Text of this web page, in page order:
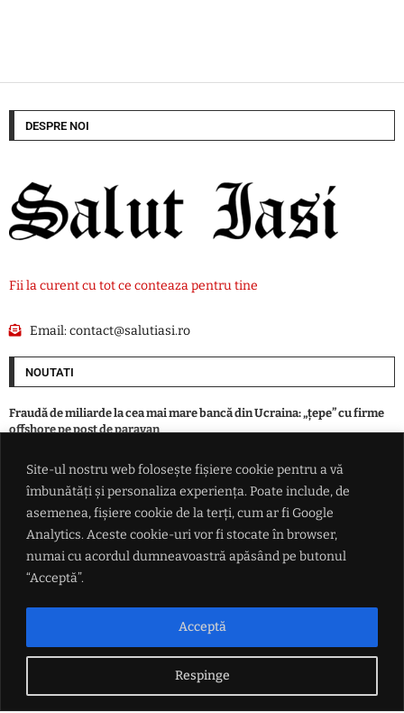
Site-ul nostru web folosește fișiere cookie pentru a vă
îmbunătăți și personaliza experiența. Poate include, de
asemenea, fișiere cookie de la terți, cum ar fi Google
Analytics. Aceste cookie-uri vor fi stocate în browser,
numai cu acordul dumneavoastră apăsând pe butonul
“Acceptă”.
Respinge
Acceptă
DESPRE NOI
Fii la curent cu tot ce conteaza pentru tine
Email:contact@salutiasi.ro
NOUTATI
Fraudă de miliarde la cea mai mare bancă din Ucraina: „țepe” cu firme
offshore pe post de paravan
O premieră: revine în forță avionul supersonic / Aeronavele de linie o să
depășească viteza sunetului, există însă un sigur „hop”
Individ din Todirești, mai presus de LEGE. O angajată a primăriei, la un
pas de viol în biroul instituției: „S-a dezbrăcat gol-pușcă”
Lovitură fără precedent pentru gigantul rețelelor sociale. Meta
primește cea mai dură sancțiune dintr-un proces privind siguranța